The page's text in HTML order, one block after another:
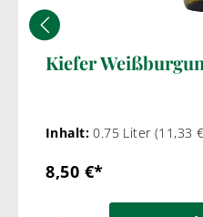
Kiefer
Inhalt:0.75 Liter (11,33
8,50 €*